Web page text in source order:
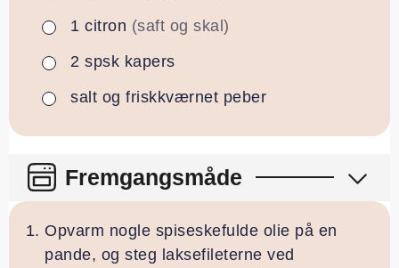
▢
1 citron (saft og skal)
▢
2 spsk kapers
▢
salt og friskkværnet peber
Fremgangsmåde
Opvarm nogle spiseskefulde olie på en
pande, og steg laksefileterne ved